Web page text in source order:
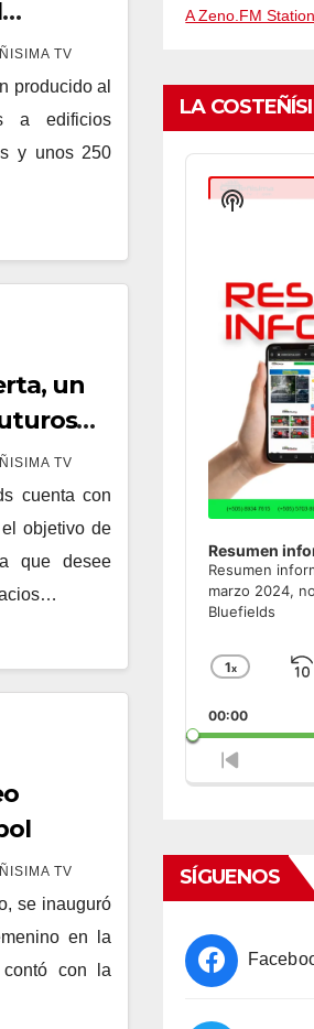
TV
producido al
a edificios
y unos 250
un
TV
cuenta con
objetivo de
que desee
TV
se inauguró
en la
con la
A Zeno.FM Station
LA
Audio
Player
Resumen
Resumen
marzo 2024,
Bluefields
Change
Rate
1x
00:00
Previous
Show
SÍGUENOS